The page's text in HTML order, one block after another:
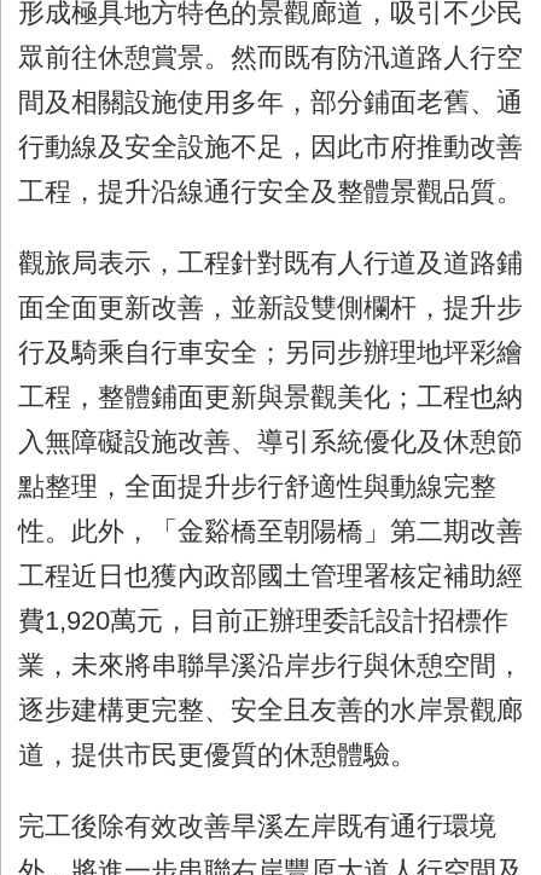
形成極具地方特色的景觀廊道，吸引不少民
眾前往休憩賞景。然而既有防汛道路人行空
間及相關設施使用多年，部分鋪面老舊、通
行動線及安全設施不足，因此市府推動改善
工程，提升沿線通行安全及整體景觀品質。
觀旅局表示，工程針對既有人行道及道路鋪
面全面更新改善，並新設雙側欄杆，提升步
行及騎乘自行車安全；另同步辦理地坪彩繪
工程，整體鋪面更新與景觀美化；工程也納
入無障礙設施改善、導引系統優化及休憩節
點整理，全面提升步行舒適性與動線完整
性。此外，「金谿橋至朝陽橋」第二期改善
工程近日也獲內政部國土管理署核定補助經
費1,920萬元，目前正辦理委託設計招標作
業，未來將串聯旱溪沿岸步行與休憩空間，
逐步建構更完整、安全且友善的水岸景觀廊
道，提供市民更優質的休憩體驗。
完工後除有效改善旱溪左岸既有通行環境